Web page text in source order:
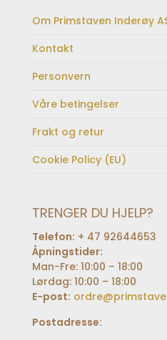
Om Primstaven Inderøy
Kontakt
Personvern
Våre betingelser
Frakt og retur
Cookie Policy (EU)
TRENGER DU HJELP?
Telefon: + 47 92644653
Åpningstider:
Man-Fre: 10:00 – 18:00
Lørdag: 10:00 – 18:00
E-post:
Postadresse: